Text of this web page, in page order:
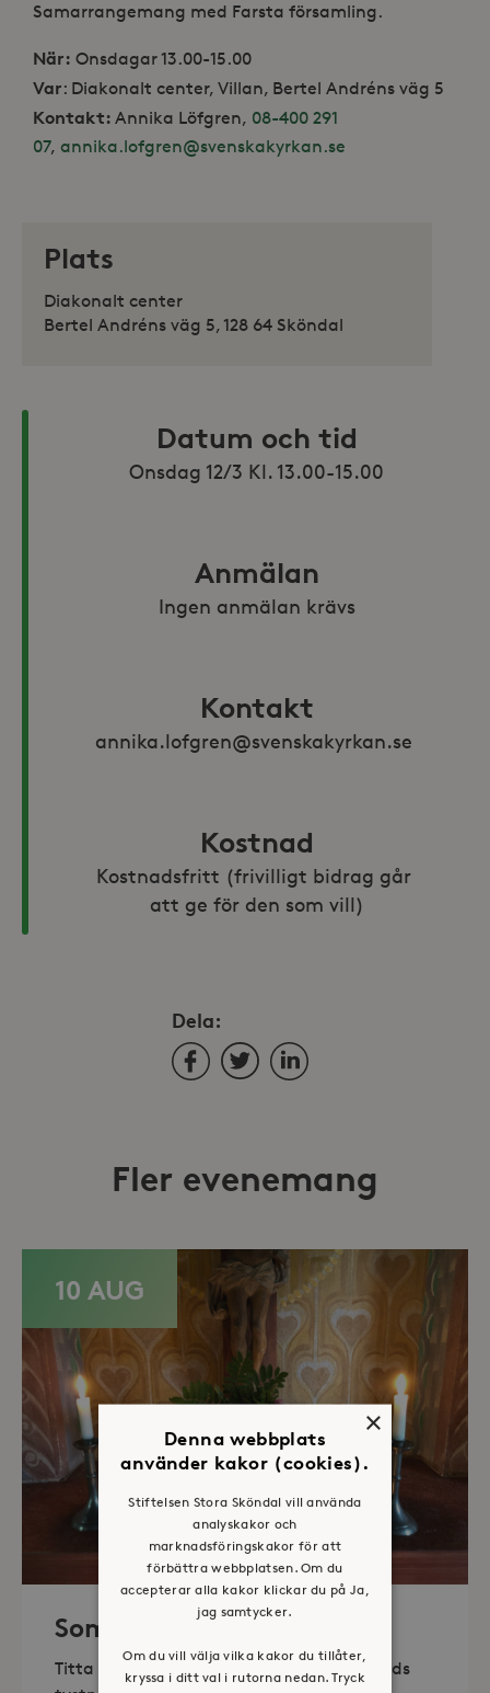
Samarrangemang med Farsta församling.
När: Onsdagar 13.00-15.00
Var: Diakonalt center, Villan, Bertel Andréns väg 5
Kontakt: Annika Löfgren, 08-400 291
07, annika.lofgren@svenskakyrkan.se
Plats
Diakonalt center
Bertel Andréns väg 5, 128 64 Sköndal
Datum och tid
Onsdag 12/3 Kl. 13.00-15.00
Anmälan
Ingen anmälan krävs
Kontakt
annika.lofgren@svenskakyrkan.se
Kostnad
Kostnadsfritt (frivilligt bidrag går
att ge för den som vill)
Dela:
FacebookTwitterLinkedIn
Fler evenemang
10 AUG
Sommaröppet kapell
Titta in, tänd ett ljus, sitt ned för en stunds
×
Denna webbplats
använder kakor (cookies).
Stiftelsen Stora Sköndal vill använda
analyskakor och
marknadsföringskakor för att
förbättra webbplatsen. Om du
accepterar alla kakor klickar du på Ja,
jag samtycker.
Om du vill välja vilka kakor du tillåter,
kryssa i ditt val i rutorna nedan. Tryck